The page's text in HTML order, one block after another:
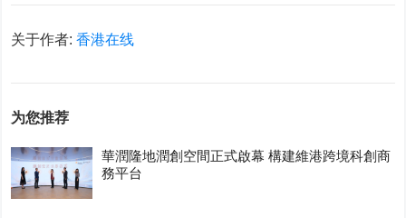
关于作者:香港在线
为您推荐
華潤隆地潤創空間正式啟幕 構建維港跨境科創商
務平台